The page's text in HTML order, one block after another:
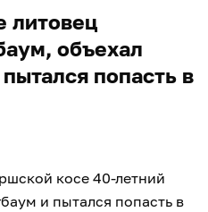
литовец
объехал
попасть в
косе 40-летний
и пытался попасть в